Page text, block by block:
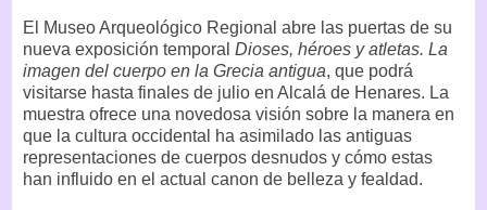
El Museo Arqueológico Regional abre las puertas de su
nueva exposición temporal Dioses, héroes y atletas. La
imagen del cuerpo en la Grecia antigua, que podrá
visitarse hasta finales de julio en Alcalá de Henares. La
muestra ofrece una novedosa visión sobre la manera en
que la cultura occidental ha asimilado las antiguas
representaciones de cuerpos desnudos y cómo estas
han influido en el actual canon de belleza y fealdad.